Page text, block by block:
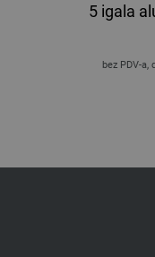
5 igala
bez PDV-a,